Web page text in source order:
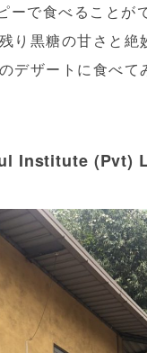
ーで食べることが
り黒糖の甘さと絶
デザートに食べて
Institute (Pvt)